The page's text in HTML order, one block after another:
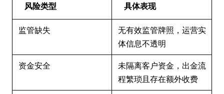
风险类型 具体表现
监管缺失
无有效监管牌照，运营实
体信息不透明
资金安全
未隔离客户资金，出金流
程繁琐且存在额外收费